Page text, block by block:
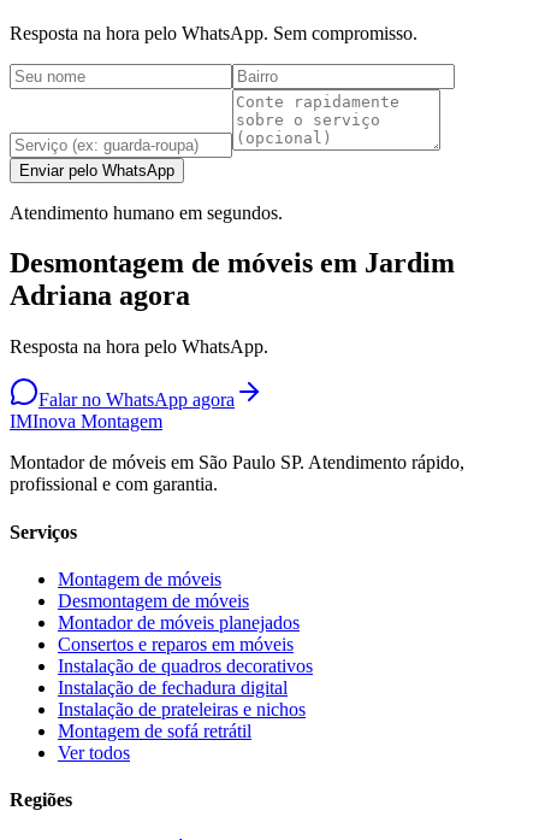
Resposta na hora pelo WhatsApp. Sem compromisso.
Enviar pelo WhatsApp
Atendimento humano em segundos.
Desmontagem de móveis em Jardim
Adriana agora
Resposta na hora pelo WhatsApp.
Falar no WhatsApp agora
IMInova Montagem
Montador de móveis em São Paulo SP. Atendimento rápido,
profissional e com garantia.
Serviços
Montagem de móveis
Desmontagem de móveis
Montador de móveis planejados
Consertos e reparos em móveis
Instalação de quadros decorativos
Instalação de fechadura digital
Instalação de prateleiras e nichos
Montagem de sofá retrátil
Ver todos
Regiões